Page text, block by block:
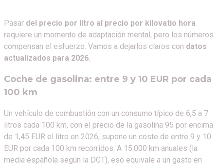
Pasar del precio por litro al precio por kilovatio hora
requiere un momento de adaptación mental, pero los números
compensan el esfuerzo. Vamos a dejarlos claros con datos
actualizados para 2026
Coche de gasolina: entre 9 y 10 EUR por cada
100 km
Un vehículo de combustión con un consumo típico de 6,5 a 7
litros cada 100 km, con el precio de la gasolina 95 por encima
de 1,45 EUR el litro en 2026, supone un coste de entre 9 y 10
EUR por cada 100 km recorridos. A 15.000 km anuales (la
media española según la DGT), eso equivale a un gasto en